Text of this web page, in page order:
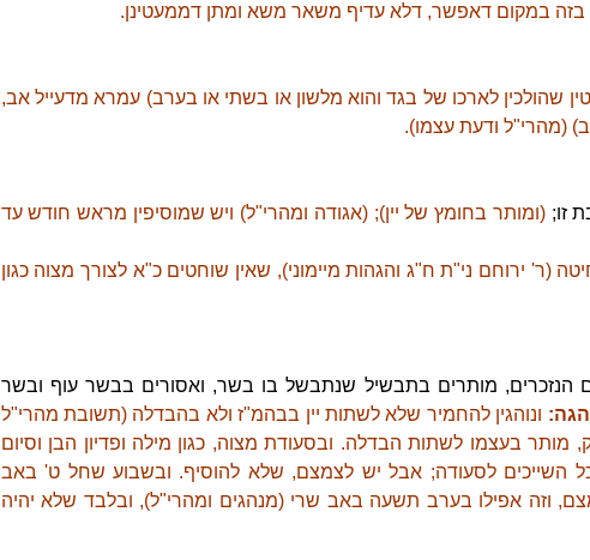
בזה במקום דאפשר, דלא עדיף משאר משא ומתן דממעטינן.
שהולכין לארכו של בגד והוא מלשון או בשתי או בערב) עמרא מדעייל אב,
(מהרי"ל ודעת עצמו).
זו;(ומותר בחומץ של יין); (אגודה ומהרי"ל) ויש שמוסיפין מראש חודש עד
(ר' ירוחם ני"ת ח"ג והגהות מיימוני), שאין שוחטים כ"א לצורך מצוה כגון
הנזכרים, מותרים בתבשיל שנתבשל בו בשר, ואסורים בבשר עוף ובשר
הגה: ונוהגין להחמיר שלא לשתות יין בבהמ"ז ולא בהבדלה (תשובת מהרי"ל
מותר בעצמו לשתות הבדלה. ובסעודת מצוה, כגון מילה ופדיון הבן וסיום
כל השייכים לסעודה; אבל יש לצמצם, שלא להוסיף. ובשבוע שחל ט' באב
וזה אפילו בערב תשעה באב שרי (מנהגים ומהרי"ל), ובלבד שלא יהיה